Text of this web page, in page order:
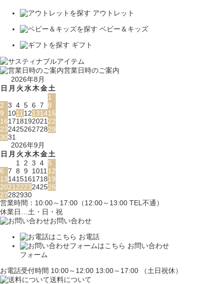
アウトレット
ベビー＆キッズ
ギフト
営業日時のご案内
2026年8月
日 月 火水木金土
1
2 3 4 5 6 7 8
9
1011 12131415
161718192021 22
23242526272829
3031
2026年9月
日 月 火水木金土
1
2 3 4 5
6 7 8 9 1011 12
13141516171819
2021 2223242526
27282930
営業時間：10:00～17:00（12:00～13:00 TEL不通）
休業日…土・日・祝
お問い合わせ
お電話
お問い合わせ
フォーム
お電話受付時間 10:00～12:00 13:00～17:00 （土日祝休）
送料について